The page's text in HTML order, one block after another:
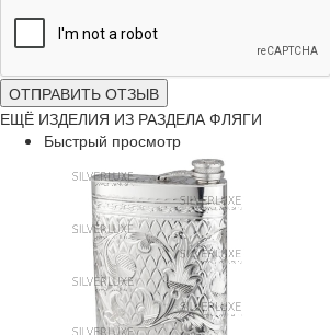
ОТПРАВИТЬ ОТЗЫВ
ЕЩЁ ИЗДЕЛИЯ ИЗ РАЗДЕЛА ФЛЯГИ
Быстрый просмотр